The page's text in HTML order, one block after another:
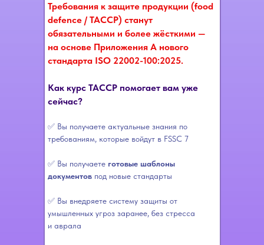
✅ Вы получаете актуальные знания по
требованиям, которые войдут в FSSC 7
✅ Вы получаете готовые шаблоны
документов под новые стандарты
✅ Вы внедряете систему защиты от
умышленных угроз заранее, без стресса
и аврала
Требования к защите продукции (food
defence / TACCP) станут
обязательными и более жёсткими —
на основе Приложения А нового
стандарта ISO 22002-100:2025.
Как курс TACCP помогает вам уже
сейчас?